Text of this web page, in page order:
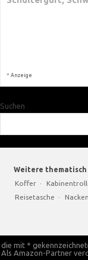
* Anzeige
Suchen
Weitere
Koffer ·
Reisetasche ·
die mit *
Als Amazon-Partner